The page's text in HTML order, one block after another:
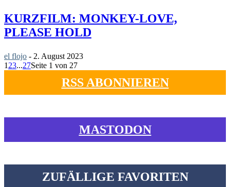
KURZFILM: MONKEY-LOVE,
PLEASE HOLD
el flojo - 2. August 2023
1 23...27Seite 1 von 27
RSS ABONNIEREN
MASTODON
ZUFÄLLIGE FAVORITEN